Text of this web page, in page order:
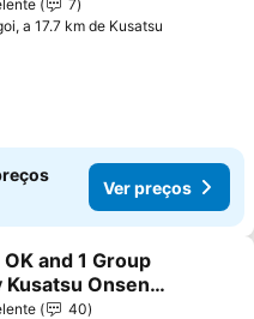
7
a 17.7 km de Kusatsu
Ver preços
aos favoritos
and 1 Group
Kusatsu Onsen
40